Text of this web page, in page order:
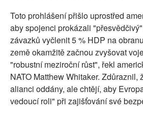
Toto prohlášení přišlo uprostřed
aby spojenci prokázali
závazků vyčlenit 5 % HDP na
země okamžitě začnou zvyšovat
"robustní meziroční růst", řekl
NATO Matthew Whitaker. Zdůraznil,
alianci oddány, ale chtějí, aby
vedoucí roli" při zajišťování své